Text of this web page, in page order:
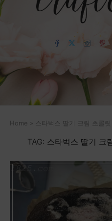
Home » 스타벅스 딸기 크림 초콜
TAG: 스타벅스 딸기 크